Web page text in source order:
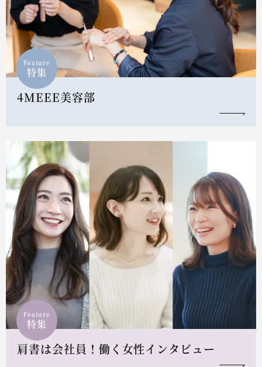
Feature
特集
4MEEE美容部
Feature
特集
肩書は会社員！働く女性インタビュー